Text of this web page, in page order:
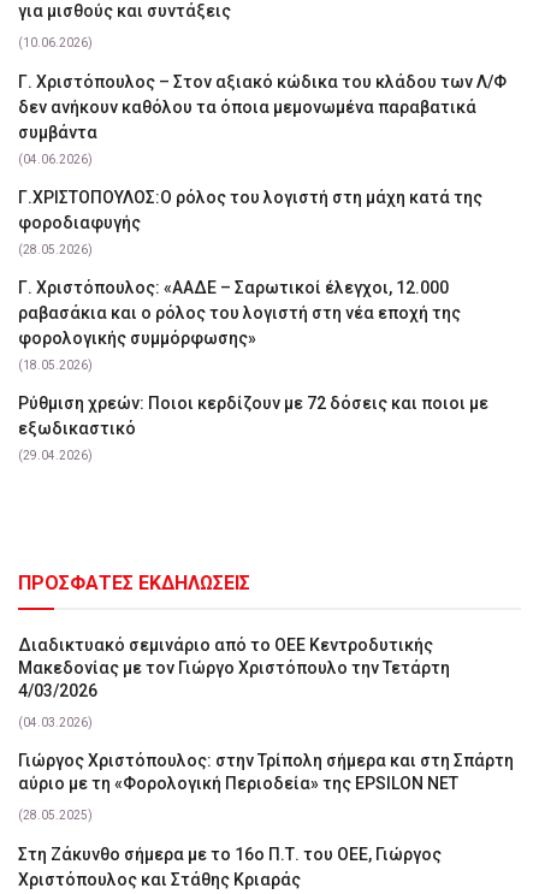
για μισθούς και συντάξεις
(10.06.2026)
Γ. Χριστόπουλος – Στον αξιακό κώδικα του κλάδου των Λ/Φ
δεν ανήκουν καθόλου τα όποια μεμονωμένα παραβατικά
συμβάντα
(04.06.2026)
Γ.ΧΡΙΣΤΟΠΟΥΛΟΣ:Ο ρόλος του λογιστή στη μάχη κατά της
φοροδιαφυγής
(28.05.2026)
Γ. Χριστόπουλος: «ΑΑΔΕ – Σαρωτικοί έλεγχοι, 12.000
ραβασάκια και ο ρόλος του λογιστή στη νέα εποχή της
φορολογικής συμμόρφωσης»
(18.05.2026)
Ρύθμιση χρεών: Ποιοι κερδίζουν με 72 δόσεις και ποιοι με
εξωδικαστικό
(29.04.2026)
ΠΡΟΣΦΑΤΕΣ ΕΚΔΗΛΩΣΕΙΣ
Διαδικτυακό σεμινάριο από το ΟΕΕ Κεντροδυτικής
Μακεδονίας με τον Γιώργο Χριστόπουλο την Τετάρτη
4/03/2026
(04.03.2026)
Γιώργος Χριστόπουλος: στην Τρίπολη σήμερα και στη Σπάρτη
αύριο με τη «Φορολογική Περιοδεία» της EPSILON NET
(28.05.2025)
Στη Ζάκυνθο σήμερα με το 16ο Π.Τ. του ΟΕΕ, Γιώργος
Χριστόπουλος και Στάθης Κριαράς